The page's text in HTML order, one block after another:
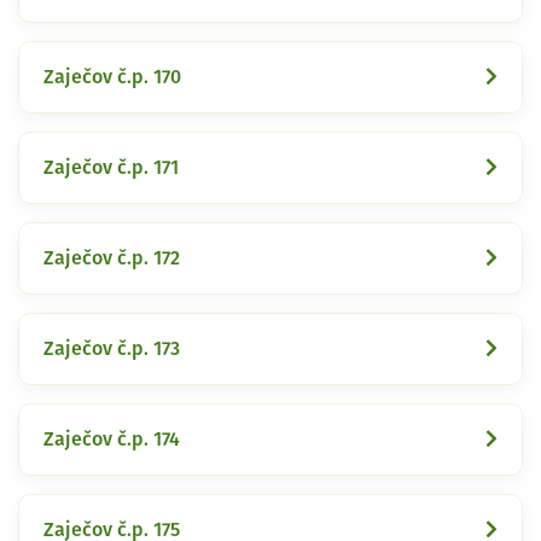
Zaječov č.p. 170
Zaječov č.p. 171
Zaječov č.p. 172
Zaječov č.p. 173
Zaječov č.p. 174
Zaječov č.p. 175